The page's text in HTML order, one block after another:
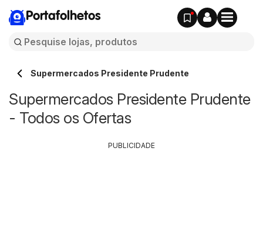
Portafolhetos
Supermercados Presidente Prudente
Supermercados Presidente Prudente
- Todos os Ofertas
PUBLICIDADE